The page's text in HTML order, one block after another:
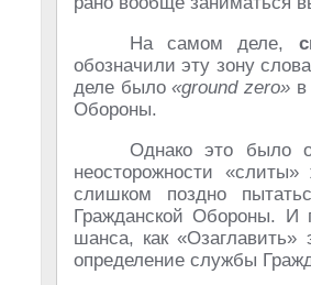
На самом деле,
обозначили эту зону
деле было«ground zero»
Обороны.
Однако это было
неосторожности
слишком поздно
Гражданской Обороны. И
шанса, как
определение службы